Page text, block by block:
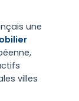
une
villes